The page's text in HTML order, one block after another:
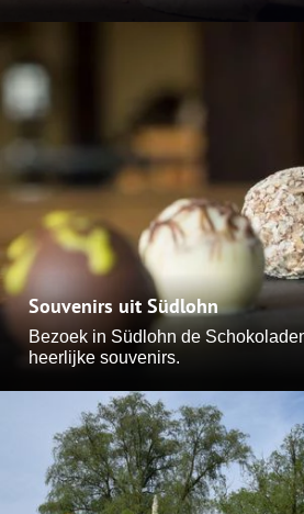
Souvenirs uit Südlohn
Bezoek in Südlohn de
heerlijke souvenirs.